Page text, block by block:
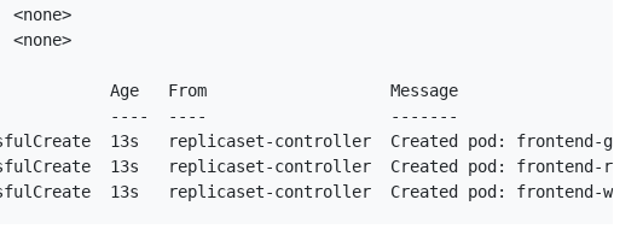
<none>
<none>
Age   From                   Message
----  ----                   -------
13s   replicaset-controller  Created pod: frontend-gbgfx
13s   replicaset-controller  Created pod: frontend-rwz57